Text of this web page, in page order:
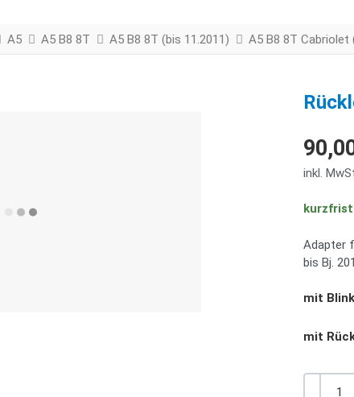
A5 A5 B8 8T A5 B8 8T (bis 11.2011) A5 B8 8T Cabriolet
inkl.
Adapter
bis Bj.
mit
mit